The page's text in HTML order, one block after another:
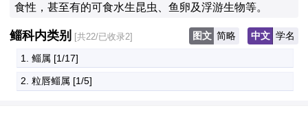
食性，甚至有的可食水生昆虫、鱼卵及浮游生物等。
中文 学名
图文 简略
鲻科内类别 [共22/已收录2]
1. 鲻属 [1/17]
2. 粒唇鲻属 [1/5]